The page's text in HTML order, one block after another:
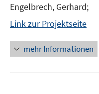
Engelbrech, Gerhard;
Link zur Projektseite
mehr Informationen